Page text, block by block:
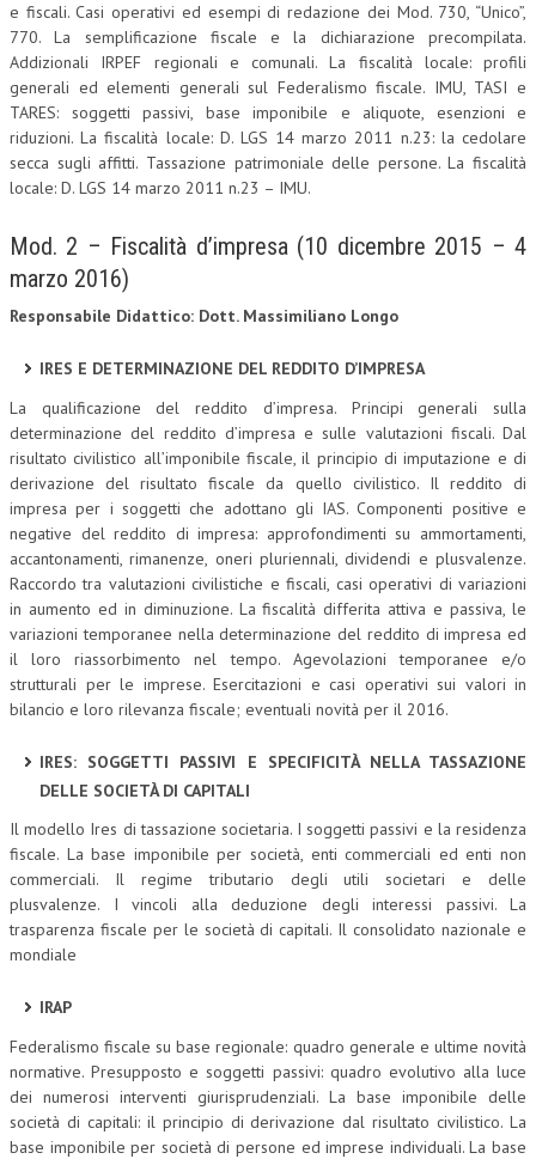
TRIBUTARIA
PENALE
NEWS
ARCHIVIO EVENTI (FINO AL 2022)
PUBBLICAZIONI
BOLLETTINO FINANZIAMENTI
TELEGRAM
DOCUMENTI
MANUALI E MONOGRAFIE
TESI DI LAUREA
MATERIALE DIDATTICO
INVITI E PROMOZIONI
e fiscali. Casi operativi ed esempi di redazione dei Mod. 730, “Unico”,
770. La semplificazione fiscale e la dichiarazione precompilata.
Addizionali IRPEF regionali e comunali. La fiscalità locale: profili
generali ed elementi generali sul Federalismo fiscale. IMU, TASI e
TARES: soggetti passivi, base imponibile e aliquote, esenzioni e
riduzioni. La fiscalità locale: D. LGS 14 marzo 2011 n.23: la cedolare
secca sugli affitti. Tassazione patrimoniale delle persone. La fiscalità
locale: D. LGS 14 marzo 2011 n.23 – IMU.
Mod. 2 – Fiscalità d’impresa (10 dicembre 2015 – 4
marzo 2016)
Responsabile Didattico: Dott. Massimiliano Longo
IRES E DETERMINAZIONE DEL REDDITO D’IMPRESA
La qualificazione del reddito d’impresa. Principi generali sulla
determinazione del reddito d’impresa e sulle valutazioni fiscali. Dal
risultato civilistico all’imponibile fiscale, il principio di imputazione e di
derivazione del risultato fiscale da quello civilistico. Il reddito di
impresa per i soggetti che adottano gli IAS. Componenti positive e
negative del reddito di impresa: approfondimenti su ammortamenti,
accantonamenti, rimanenze, oneri pluriennali, dividendi e plusvalenze.
Raccordo tra valutazioni civilistiche e fiscali, casi operativi di variazioni
in aumento ed in diminuzione. La fiscalità differita attiva e passiva, le
variazioni temporanee nella determinazione del reddito di impresa ed
il loro riassorbimento nel tempo. Agevolazioni temporanee e/o
strutturali per le imprese. Esercitazioni e casi operativi sui valori in
bilancio e loro rilevanza fiscale; eventuali novità per il 2016.
IRES: SOGGETTI PASSIVI E SPECIFICITÀ NELLA TASSAZIONE
DELLE SOCIETÀ DI CAPITALI
Il modello Ires di tassazione societaria. I soggetti passivi e la residenza
fiscale. La base imponibile per società, enti commerciali ed enti non
commerciali. Il regime tributario degli utili societari e delle
plusvalenze. I vincoli alla deduzione degli interessi passivi. La
trasparenza fiscale per le società di capitali. Il consolidato nazionale e
mondiale
IRAP
Federalismo fiscale su base regionale: quadro generale e ultime novità
normative. Presupposto e soggetti passivi: quadro evolutivo alla luce
dei numerosi interventi giurisprudenziali. La base imponibile delle
società di capitali: il principio di derivazione dal risultato civilistico. La
base imponibile per società di persone ed imprese individuali. La base